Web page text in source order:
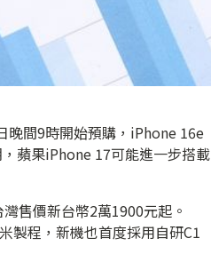
晚間9時開始預購，iPhone 16e
蘋果iPhone 17可能進一步搭載
售價新台幣2萬1900元起。
製程，新機也首度採用自研C1